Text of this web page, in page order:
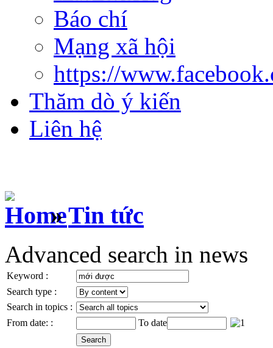
Báo chí
Mạng xã hội
https://
Thăm dò ý kiến
Liên hệ
» Tin tức
Advanced search in news
Keyword :
Search type :
Search in topics :
From date: :
To date